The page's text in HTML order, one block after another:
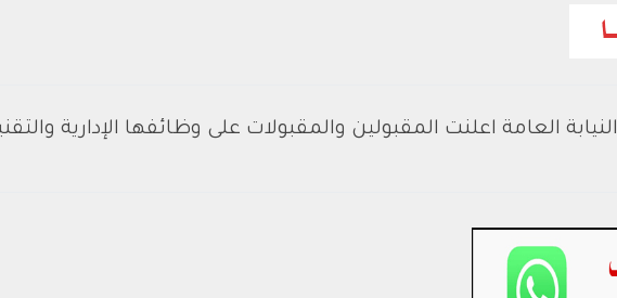
النيابة العامة اعلنت المقبولين والمقبولات على وظائفها الإدارية